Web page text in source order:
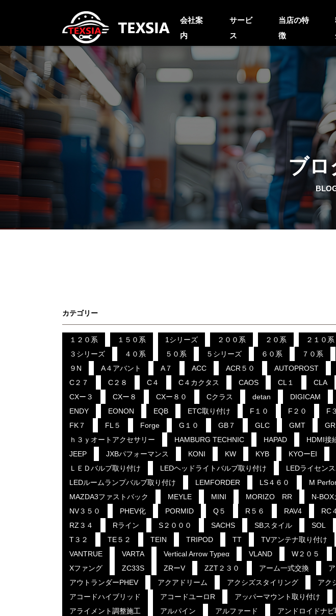
会社案
内
サービ
ス
当店の特
徴
ブロ
カテゴリー
１２０系 １５０系 1シリーズ ２００系 ２０系 ２１０系
３シリーズ
４０系 ５０系 ５シリーズ ６０系 ７０系
９N
A４アバント A７ ACC ACR５０ AUTOPROST
C２７
C２８ C４ C４カクタス CAOS CL１ CLA
CXー３
CXー８ CXー８０ Cクラス detan DIGICAM
ENDY
EONON EQB ETC取り付け F１０ F２０ F
FK７
FL５ Forge G１０ GB７ GLC GMT
ｈ３ｙオートアクセサリー
HAMBURG TECHNIC HAPAD HDMI接
JEEP
JXBパフォーマンス KONI KW KYB KYOーEI
ＬＥＤバルブ取り付け
LEDヘッドライトバルブ取り付け LEDライセン
LEDルームランプバルブ取り付け
LEMFORDER LS４６０ M
MAZDA3ファストバック
MEYLE MINI MORIZO RR N-BOX
NV３５０
PHEV化 PORMID Q５ R５６ RAV4 RC
RZ３４
Rライン S２０００ SACHS SBスタイル SOL
T３２
TE５２ TEIN TRIPOD TT TVアンテナ取り付け
VANTRUE
VARTA Vertical Arrow Typeα VLAND W２０５
Xファング
ZC33S ZRーV ZZT２３０ アーム一式交換
アウトランダーPHEV
アクアドリーム アクシズスタイリング アク
アコードハイブリッド
アコードユーロR アッパーマウント取り付け
アライメント調整施工
アルパイン アルファード アンドロイドナ